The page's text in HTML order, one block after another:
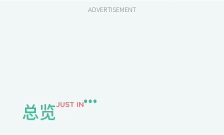
ADVERTISEMENT
总览JUST IN